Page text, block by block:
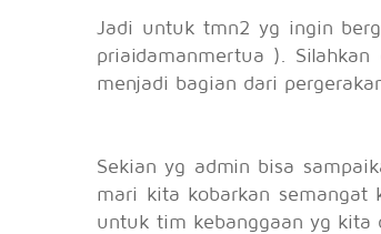
Jadi untuk tmn2 yg ingin
priaidamanmertua ).
menjadi bagian dari
Sekian yg admin bisa
mari kita kobarkan
untuk tim kebanggaan yg kita